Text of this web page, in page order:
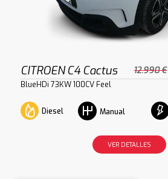
CITROEN C4 Cactus 12.990 €
BlueHDi 73KW 100CV Feel
Diesel Manual
VER DETALLES